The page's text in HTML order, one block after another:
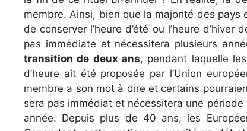
membre. Ainsi, bien que la majorité des
de conserver l’heure d’été ou l’heure
pas immédiate et nécessitera plusieurs
transition de deux ans, pendant laquelle
d’heure ait été proposée par l’Union
membre a son mot à dire et certains
sera pas immédiat et nécessitera une
année. Depuis plus de 40 ans, les